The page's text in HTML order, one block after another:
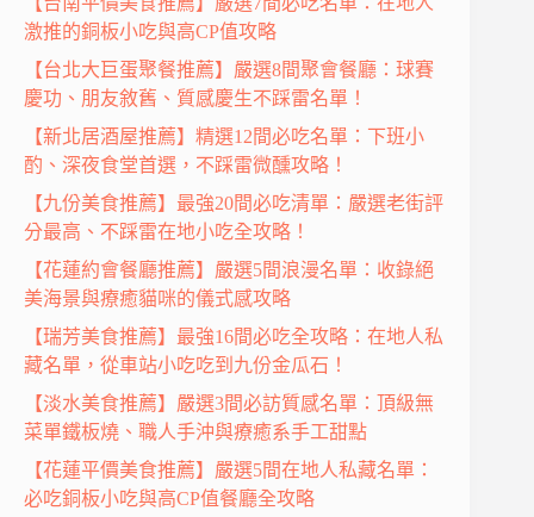
激推的銅板小吃與高CP值攻略
【台北大巨蛋聚餐推薦】嚴選8間聚會餐廳：球賽
慶功、朋友敘舊、質感慶生不踩雷名單！
【新北居酒屋推薦】精選12間必吃名單：下班小
酌、深夜食堂首選，不踩雷微醺攻略！
【九份美食推薦】最強20間必吃清單：嚴選老街評
分最高、不踩雷在地小吃全攻略！
【花蓮約會餐廳推薦】嚴選5間浪漫名單：收錄絕
美海景與療癒貓咪的儀式感攻略
【瑞芳美食推薦】最強16間必吃全攻略：在地人私
藏名單，從車站小吃吃到九份金瓜石！
【淡水美食推薦】嚴選3間必訪質感名單：頂級無
菜單鐵板燒、職人手沖與療癒系手工甜點
【花蓮平價美食推薦】嚴選5間在地人私藏名單：
必吃銅板小吃與高CP值餐廳全攻略